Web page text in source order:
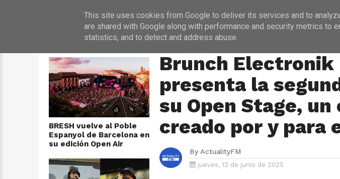
INICIO NOTICIAS PROGRAMACIÓN
BRESH vuelve al Poble
Espanyol de Barcelona en
su edición Open Air
Brunch Electronik
presenta la
su Open Stage, un
creado por y para
By ActualityFM
jueves, 12 de junio de 2025
This site uses cookies from Google to deliver its services and to
are shared with Google along with performance and security metrics to
statistics, and to detect and address abuse.